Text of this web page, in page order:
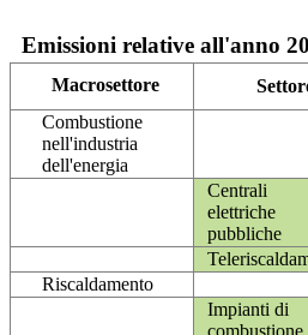
Emissioni relative all'anno
Macrosettore
Combustione
nell'industria
dell'energia
Centrali
elettriche
pubbliche
Riscaldamento
Impianti di